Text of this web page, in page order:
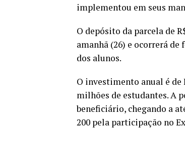
implementou em seus
O depósito da parcela de
amanhã (26) e ocorrerá de
dos alunos.
O investimento anual é de
milhões de estudantes. A
beneficiário, chegando a
200 pela participação no